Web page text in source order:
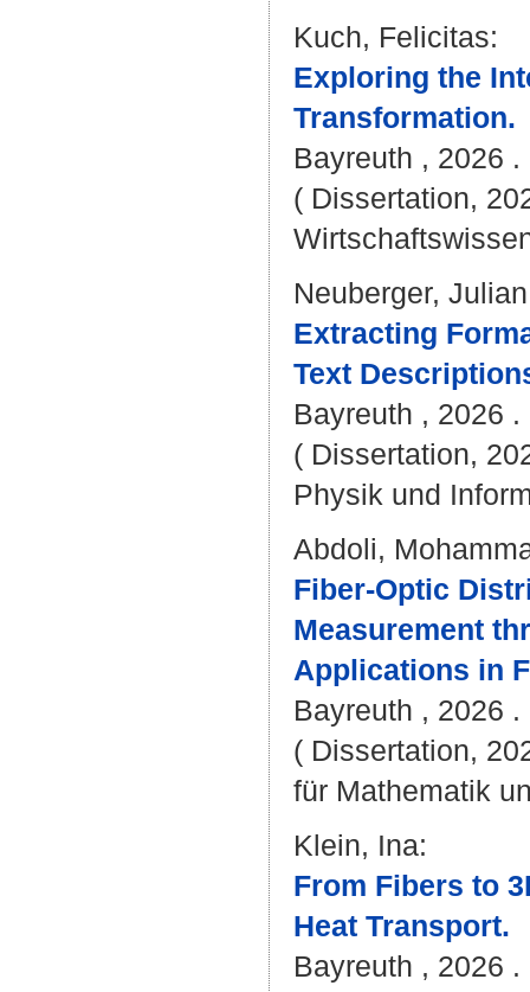
Kuch, Felicitas:
Exploring the
Transformation.
Bayreuth , 2026 .
( Dissertation,
Neuberger, Julian
Extracting
Text
Bayreuth , 2026
( Dissertation,
Physik und
Abdoli,
Fiber-Optic
Measurement
Applications in
Bayreuth , 2026 .
( Dissertation,
für Mathematik
Klein, Ina:
From Fibers to
Heat Transport.
Bayreuth , 2026